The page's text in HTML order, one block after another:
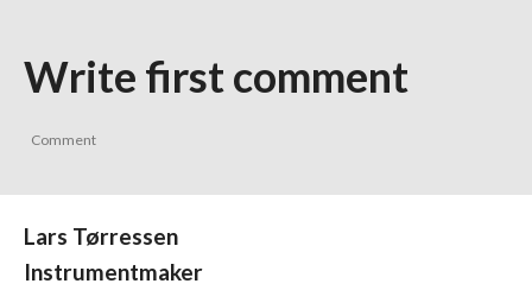
Write first comment
Lars Tørressen
Instrumentmaker